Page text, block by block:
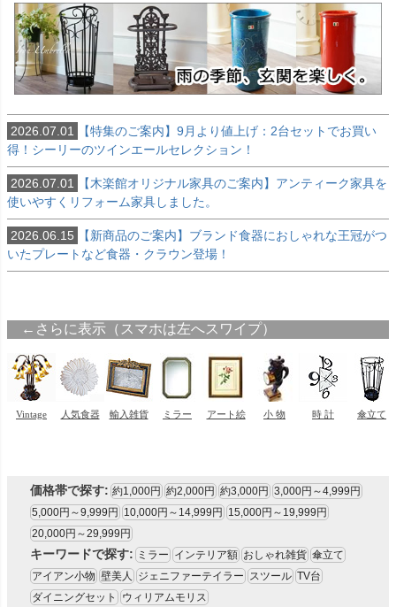
2026.07.01
【特集のご案内】9月より値上げ：2台セットでお買い
得！シーリーのツインエールセレクション！
2026.07.01
【木楽館オリジナル家具のご案内】アンティーク家具を
使いやすくリフォーム家具しました。
2026.06.15
【新商品のご案内】ブランド食器におしゃれな王冠がつ
いたプレートなど食器・クラウン登場！
価格帯で探す: 約1,000円 約2,000円 約3,000円 3,000円～4,999円
5,000円～9,999円
10,000円～14,999円
15,000円～19,999円
20,000円～29,999円
キーワードで探す: ミラー インテリア額 おしゃれ雑貨 傘立て
アイアン小物 壁美人 ジェニファーテイラー スツール TV台
ダイニングセット
ウィリアムモリス
価格
ブラウン色
ウォールナット色
ホワイト色
マホガニー色
ナチュラル色